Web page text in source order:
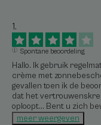
Spontane beoordeling
Hallo. Ik gebruik
crème met
gevallen toen ik de
dat het
oploopt... Bent u zich
meer weergeven